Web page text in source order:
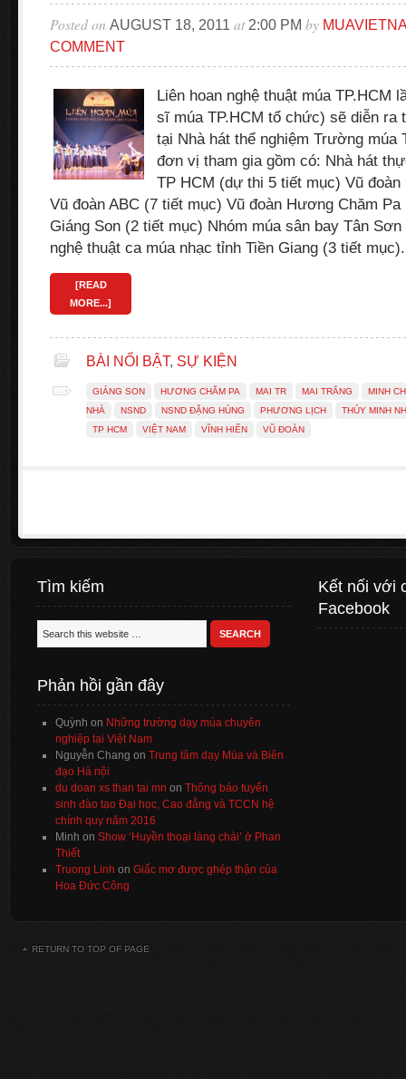
Posted on AUGUST 18, 2011 at 2:00 PM by
COMMENT
Liên hoan nghệ thuật múa TP.HCM
sĩ múa TP.HCM tổ chức) sẽ diễn ra
tại Nhà hát thể nghiệm Trường múa
đơn vị tham gia gồm có: Nhà hát
TP HCM (dự thi 5 tiết mục) Vũ
Vũ đoàn ABC (7 tiết mục) Vũ đoàn Hương Chăm
Giáng Son (2 tiết mục) Nhóm múa sân bay Tân
nghệ thuật ca múa nhạc tỉnh Tiền Giang (3 tiết
[READ
MORE...]
BÀI NỔI BẬT, SỰ KIỆN
GIÁNG SON HƯƠNG CHĂM PA MAI TR MAI TRẮNG
MINH CH
NHÀ
NSND NSND ĐẶNG HÙNG PHƯƠNG LỊCH
THÚY MINH
TP HCM
VIỆT NAM VĨNH HIỂN VŨ ĐOÀN
Tìm kiếm
Phản hồi gần đây
Quỳnh on Những trường dạy múa chuyên
nghiệp tại Việt Nam
Nguyễn Chang on Trung tâm dạy Múa và Biên
đạo Hà nội
du doan xs than tai mn on Thông báo tuyển
sinh đào tạo Đại học, Cao đẳng và TCCN hệ
chính quy năm 2016
Minh on Show ‘Huyền thoại làng chài’ ở Phan
Thiết
Truong Linh on Giấc mơ được ghép thận của
Hoa Đức Công
Kết nối với
Facebook
RETURN TO TOP OF PAGE